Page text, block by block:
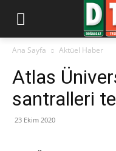
Ana Sayfa Aktüel Haber
Atlas
santralleri
23 Ekim 2020